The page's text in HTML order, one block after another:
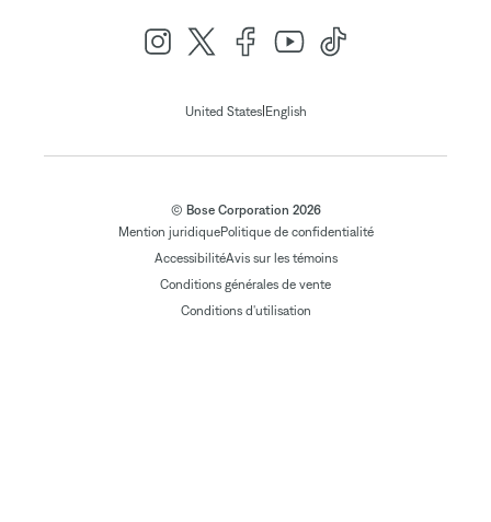
United States| English
© Bose Corporation 2026
Mention juridiquePolitique de confidentialité
AccessibilitéAvis sur les témoins
Conditions générales de vente
Conditions d'utilisation